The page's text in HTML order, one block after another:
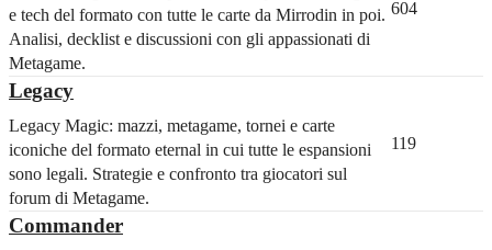
e tech del formato con tutte le carte da Mirrodin in poi.
Analisi, decklist e discussioni con gli appassionati di
Metagame.
604
Legacy
Legacy Magic: mazzi, metagame, tornei e carte
iconiche del formato eternal in cui tutte le espansioni
sono legali. Strategie e confronto tra giocatori sul
forum di Metagame.
119
Commander